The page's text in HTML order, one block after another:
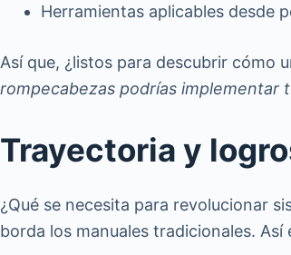
Herramientas aplicables desde
Así que, ¿listos para descubrir cómo
rompecabezas podrías implementar
Trayectoria y
¿Qué se necesita para revolucionar
borda los manuales tradicionales. Así